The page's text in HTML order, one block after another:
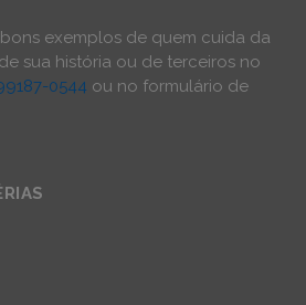
exemplos de quem cuida da
sua história ou de terceiros no
0544 ou no formulário de